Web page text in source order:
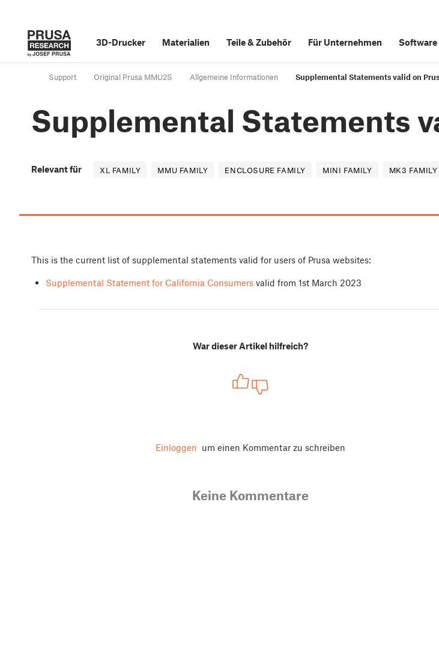
3D-Drucker Materialien Teile&Zubehör Für Unternehmen Software
Support Original Prusa MMU2S Allgemeine Informationen Supplemental Statements valid on
Supplemental Statements
Relevant für XL FAMILY MMU FAMILY ENCLOSURE FAMILY MINI FAMILY MK3 FAMILY
This is the current list of supplemental statements valid for users of Prusa websites:
Supplemental Statement for California Consumersvalid from 1st March 2023
War dieser Artikel hilfreich?
Einloggen um einen Kommentar zu schreiben
Keine Kommentare